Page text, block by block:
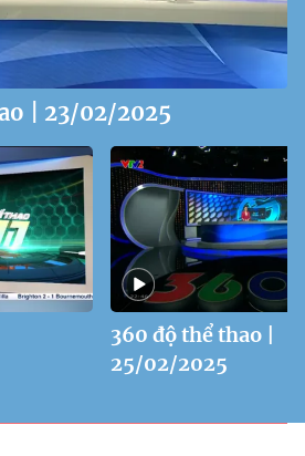
| 23/02/2025
360 độ thể thao |
25/02/2025